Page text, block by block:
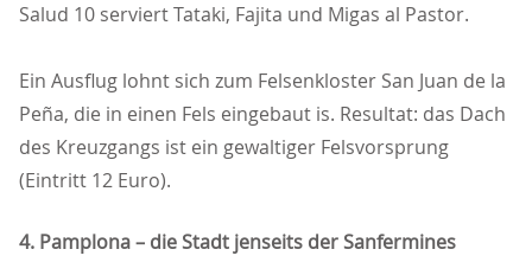
Salud 10 serviert Tataki, Fajita und Migas al Pastor.
Ein Ausflug lohnt sich zum Felsenkloster San Juan de la
Peña, die in einen Fels eingebaut is. Resultat: das Dach
des Kreuzgangs ist ein gewaltiger Felsvorsprung
(Eintritt 12 Euro).
4. Pamplona – die Stadt jenseits der Sanfermines